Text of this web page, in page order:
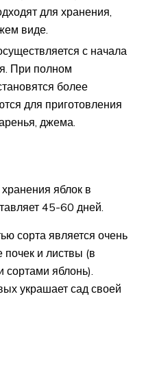
для хранения,
виде.
с начала
При полном
более
для приготовления
джема.
яблок в
45-60 дней.
сорта является очень
почек и листвы (в
сортами яблонь).
украшает сад своей